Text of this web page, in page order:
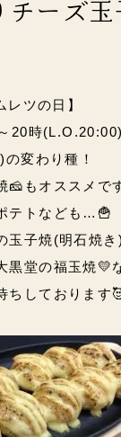
チーズ
ツの日】
20時
変わり種！
🧀もオススメで
テトなども…🍟
玉子焼(明石焼き
黒堂の福玉焼💛
ちしております